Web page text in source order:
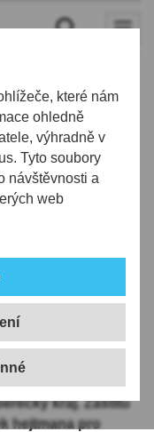
které nám
ohledně
výhradně v
Tyto soubory
návštěvnosti a
web
vyrábí
Nebojsa
Libereckého kraje
jméno pro
sdružení D.R.A.K.
postižení
získávají
všech návrhů
Projekt
kraj. Záštitu
hejtmana pro